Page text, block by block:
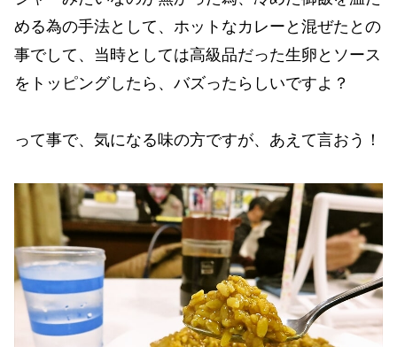
める為の手法として、ホットなカレーと混ぜたとの
事でして、当時としては高級品だった生卵とソース
をトッピングしたら、バズったらしいですよ？
って事で、気になる味の方ですが、あえて言おう！